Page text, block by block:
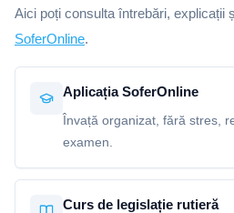
Aici poți consulta întrebări, explicații
SoferOnline.
Aplicația SoferOnline
Învață organizat, fără stres,
examen.
Curs de legislație rutieră